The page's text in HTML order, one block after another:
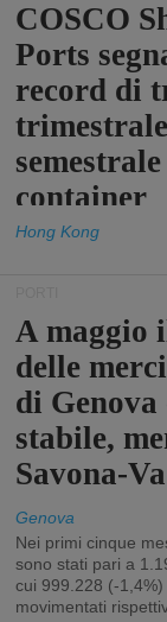
COSCO
Ports
record di
container
Hong Kong
A maggio
delle
di
stabile,
Savona-
Genova
Nei primi cinque
sono stati pari a
cui 999.228 (-
movimentati